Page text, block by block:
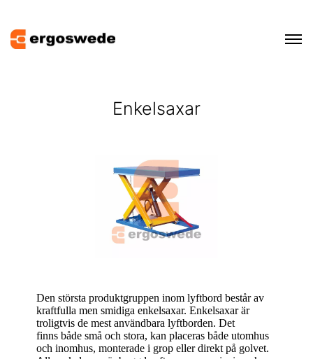
Enkelsaxar
Den största produktgruppen inom lyftbord består av
kraftfulla men smidiga enkelsaxar. Enkelsaxar är
troligtvis de mest användbara lyftborden. Det
finns både små och stora, kan placeras både utomhus
och inomhus, monterade i grop eller direkt på golvet.